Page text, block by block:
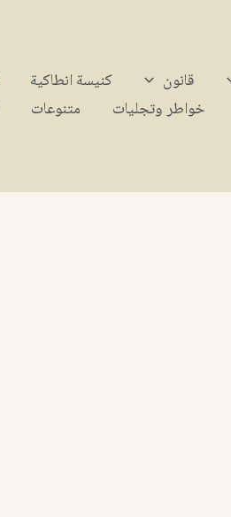
قانون كنيسة انطاكية
خواطر وتجليات متنوعات